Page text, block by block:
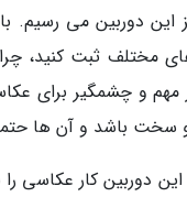
این دوربین می رسیم.
های مختلف ثبت کنید،
و چشمگیر برای
سخت باشد و آن ها
دوربین کار عکاسی